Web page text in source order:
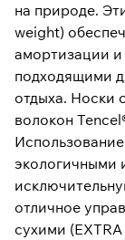
на природе.
weight)
амортизации и
подходящими
отдыха. Носки
волокон
экологичными
отличное
сухими